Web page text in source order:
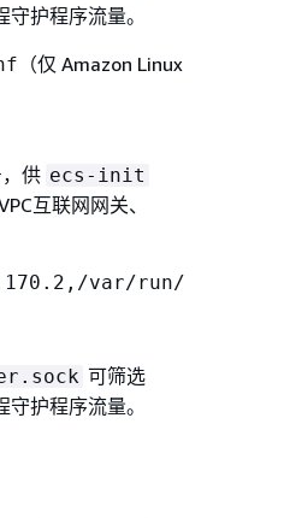
护程序流量。
（仅 Amazon Linux
供 ecs-init
互联网网关、
var/run/
可筛选
护程序流量。